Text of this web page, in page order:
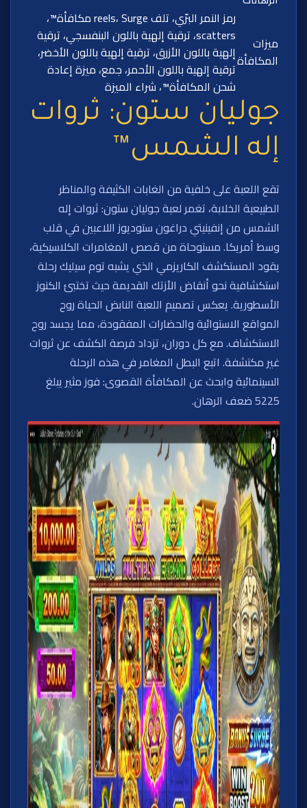
ميزات
المكافأة
رمز النمر البرّي، تلف reels، Surge مكافأة™،
scatters، ترقية إلهية باللون البنفسجي، ترقية
إلهية باللون الأزرق، ترقية إلهية باللون الأخضر،
ترقية إلهية باللون الأحمر، جمع، ميزة إعادة
شحن المكافأة™، شراء الميزة
جوليان ستون: ثروات
إله الشمس™
تقع اللعبة على خلفية من الغابات الكثيفة والمناظر
الطبيعية الخلابة، تغمر لعبة جوليان ستون: ثروات إله
الشمس من إنفينيتي دراغون ستوديوز اللاعبين في قلب
وسط أمريكا. مستوحاة من قصص المغامرات الكلاسيكية،
يقود المستكشف الكاريزمي الذي يشبه توم سيليك رحلة
استكشافية نحو أنقاض الأزتك القديمة حيث تختبئ الكنوز
الأسطورية. يعكس تصميم اللعبة النابض الحياة روح
المواقع الاستوائية والحضارات المفقودة، مما يجسد روح
الاستكشاف. مع كل دوران، تزداد فرصة الكشف عن ثروات
غير مكتشفة. اتبع البطل المغامر في هذه الرحلة
السينمائية وابحث عن المكافأة القصوى: فوز مثير يبلغ
5225 ضعف الرهان.